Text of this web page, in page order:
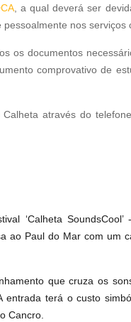
, a qual deverá ser
pessoalmente nos serviços
os documentos
comprovativo de
através do
‘Calheta
ao Paul do Mar com um
que cruza os
terá o custo
Cancro.